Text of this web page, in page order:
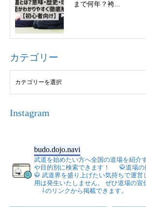
まで何年？袴...
カテゴリー
Instagram
budo.dojo.navi
武道を始めたい方へ全国の道場を紹介
や目的別に検索できます！
🥋道場
🥋 武道界を盛り上げたい気持ちで運営
用は発生いたしません。
ぜひ道場の宣
⇩のリンクから掲載できます。